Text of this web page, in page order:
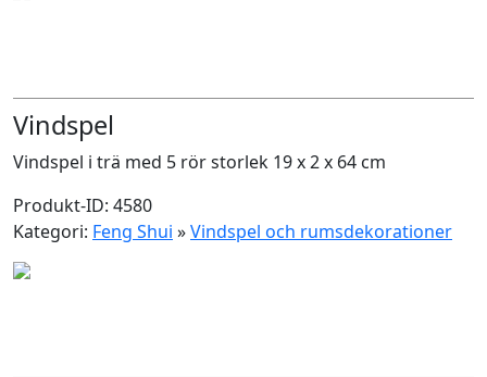
Vindspel
Vindspel i trä med 5 rör storlek 19 x 2 x 64 cm
Produkt-ID: 4580
Kategori: Feng Shui »Vindspel och rumsdekorationer